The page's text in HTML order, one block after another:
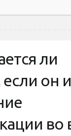
ли
он
во